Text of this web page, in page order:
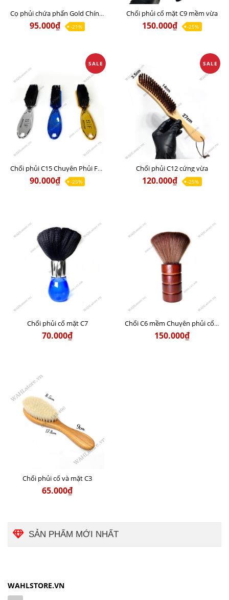
Cọ phủi chứa phấn Gold Chính hãng
95.000₫ -21%
Chổi phủi cổ mặt C9 mềm vừa
150.000₫ -25%
SALE
Chổi phủi C15 Chuyên Phủi Fade Da Đầu
90.000₫ -25%
SALE
Chổi phủi C12 cứng vừa
120.000₫ -25%
Chổi phủi cổ mặt C7
70.000₫
Chổi C6 mềm Chuyên phủi cổ và mặt chất lượng
150.000₫
Chổi phủi cổ và mặt C3
65.000₫
SẢN PHẨM MỚI NHẤT
WAHLSTORE.VN